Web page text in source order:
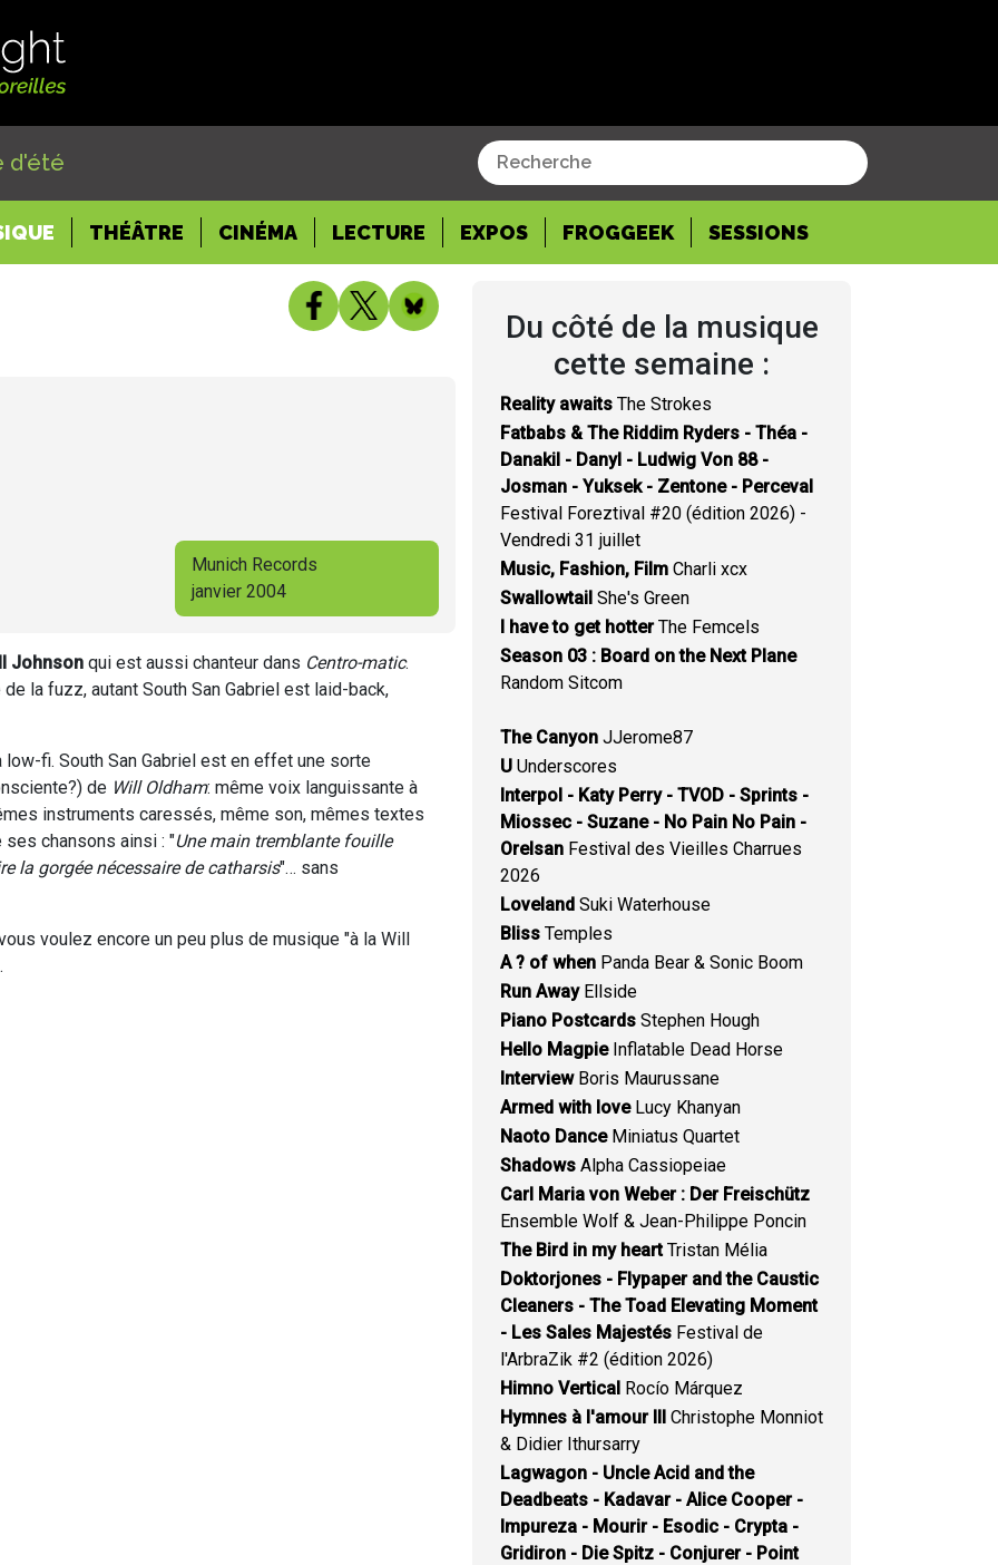
d'été
THÉÂTRE CINÉMA LECTURE EXPOS FROGGEEK SESSIONS
Munich Records
janvier 2004
Johnson qui est aussi chanteur dans Centro-matic.
la fuzz, autant South San Gabriel est laid-back,
fi. South San Gabriel est en effet une sorte
de Will Oldham: même voix languissante à
instruments caressés, même son, mêmes textes
chansons ainsi : "Une main tremblante fouille
la gorgée nécessaire de catharsis"… sans
voulez encore un peu plus de musique "à la Will
Du côté de la musique
cette semaine :
Reality awaits The Strokes
Fatbabs & The Riddim Ryders - Théa -
Danakil - Danyl - Ludwig Von 88 -
Josman - Yuksek - Zentone - Perceval
Festival Foreztival #20 (édition 2026) -
Vendredi 31 juillet
Music, Fashion, Film Charli xcx
Swallowtail She's Green
I have to get hotterThe Femcels
Season 03 : Board on the Next Plane
Random Sitcom
The Canyon JJerome87
U Underscores
Interpol - Katy Perry - TVOD - Sprints -
Miossec - Suzane - No Pain No Pain -
Orelsan Festival des Vieilles Charrues
2026
Loveland Suki Waterhouse
Bliss Temples
A ? of when Panda Bear & Sonic Boom
Run AwayEllside
Piano Postcards Stephen Hough
Hello MagpieInflatable Dead Horse
InterviewBoris Maurussane
Armed with loveLucy Khanyan
Naoto DanceMiniatus Quartet
Shadows Alpha Cassiopeiae
Carl Maria von Weber : Der Freischütz
Ensemble Wolf & Jean-Philippe Poncin
The Bird in my heartTristan Mélia
Doktorjones - Flypaper and the Caustic
Cleaners - The Toad Elevating Moment
- Les Sales Majestés Festival de
l'ArbraZik #2 (édition 2026)
Himno Vertical Rocío Márquez
Hymnes à l'amour III Christophe Monniot
& Didier Ithursarry
Lagwagon - Uncle Acid and the
Deadbeats - Kadavar - Alice Cooper -
Impureza - Mourir - Esodic - Crypta -
Gridiron - Die Spitz - Conjurer - Point